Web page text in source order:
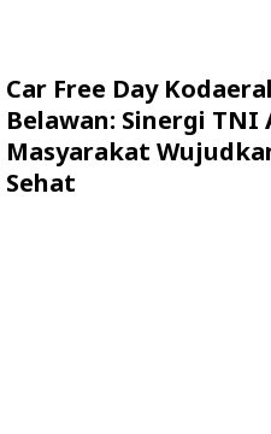
Car Free Day
Belawan: Sinergi TNI
Masyarakat
Sehat